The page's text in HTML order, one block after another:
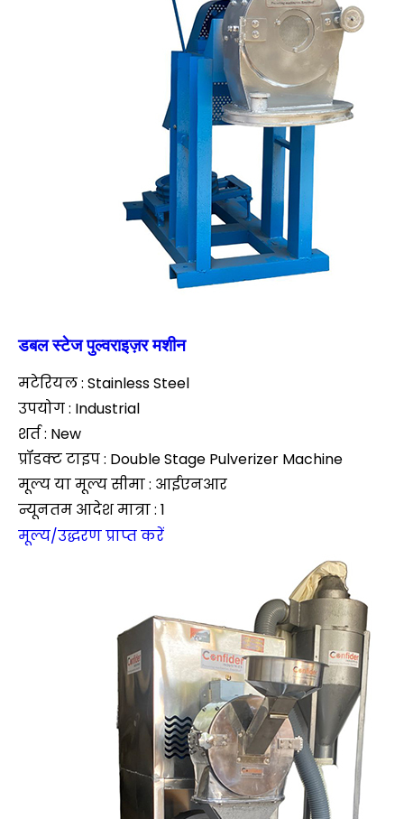
डबल स्टेज पुल्वराइज़र मशीन
मटेरियल : Stainless Steel
उपयोग : Industrial
शर्त : New
प्रॉडक्ट टाइप : Double Stage Pulverizer Machine
मूल्य या मूल्य सीमा : आईएनआर
न्यूनतम आदेश मात्रा : 1
मूल्य/उद्धरण प्राप्त करें